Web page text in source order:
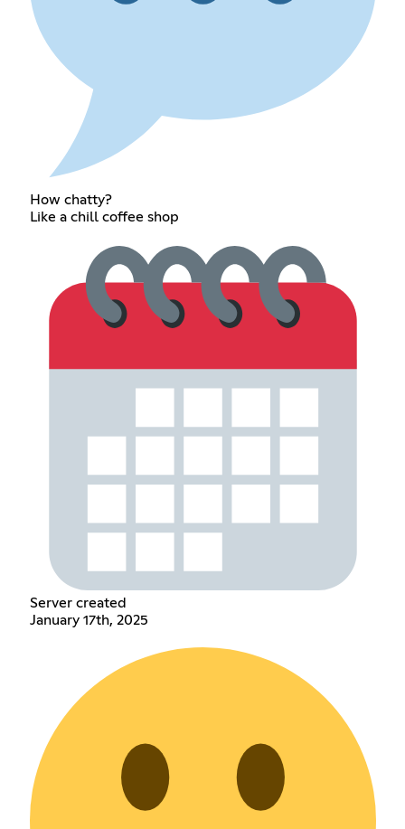
How chatty?
Like a chill coffee shop
Server created
January 17th, 2025